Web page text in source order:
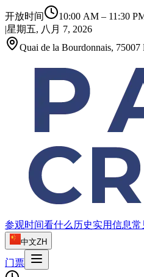
开放时间 10:00 AM – 11:30
|星期五, 八月 7, 2026
Quai de la Bourdonnais, 75007
参观时间看什么 历史实用信息常
中文ZH
门票